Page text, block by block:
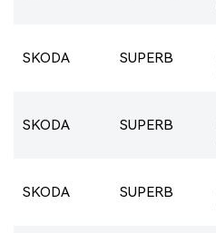
SKODA SUPERB
SKODA SUPERB
SKODA SUPERB